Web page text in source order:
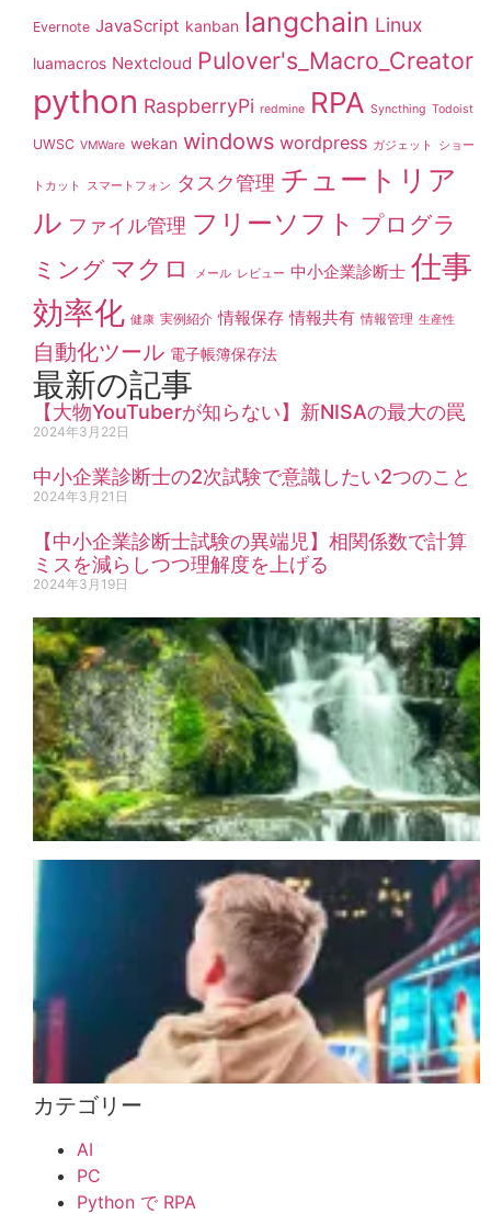
Evernote JavaScript kanban langchain Linux
luamacros Nextcloud Pulover's_Macro_Creator
python RaspberryPi redmine RPA Syncthing Todoist
UWSC VMWare wekan windows wordpress ガジェット ショー
トカット スマートフォン タスク管理 チュートリア
ル ファイル管理 フリーソフト プログラ
ミング マクロ メール レビュー 中小企業診断士 仕事
効率化 健康 実例紹介 情報保存 情報共有 情報管理 生産性
自動化ツール 電子帳簿保存法
最新の記事
【大物YouTuberが知らない】新NISAの最大の罠
2024年3月22日
中小企業診断士の2次試験で意識したい2つのこと
2024年3月21日
【中小企業診断士試験の異端児】相関係数で計算
ミスを減らしつつ理解度を上げる
2024年3月19日
カテゴリー
AI
PC
Python で RPA